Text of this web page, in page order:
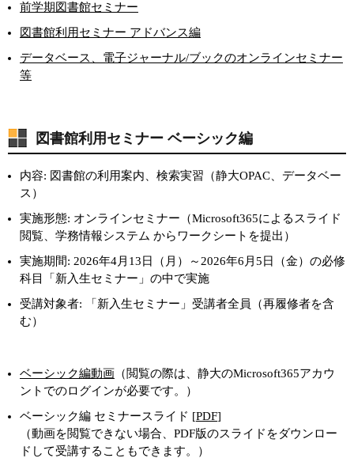
前学期図書館セミナー
図書館利用セミナー アドバンス編
データベース、電子ジャーナル/ブックのオンラインセミナー
等
図書館利用セミナー ベーシック編
内容: 図書館の利用案内、検索実習（静大OPAC、データベー
ス）
実施形態: オンラインセミナー（Microsoft365によるスライド
閲覧、学務情報システム からワークシートを提出）
実施期間: 2026年4月13日（月）～2026年6月5日（金）の必修
科目「新入生セミナー」の中で実施
受講対象者: 「新入生セミナー」受講者全員（再履修者を含
む）
ベーシック編動画 （閲覧の際は、静大のMicrosoft365アカウ
ントでのログインが必要です。）
ベーシック編 セミナースライド [PDF]
（動画を閲覧できない場合、PDF版のスライドをダウンロー
ドして受講することもできます。）